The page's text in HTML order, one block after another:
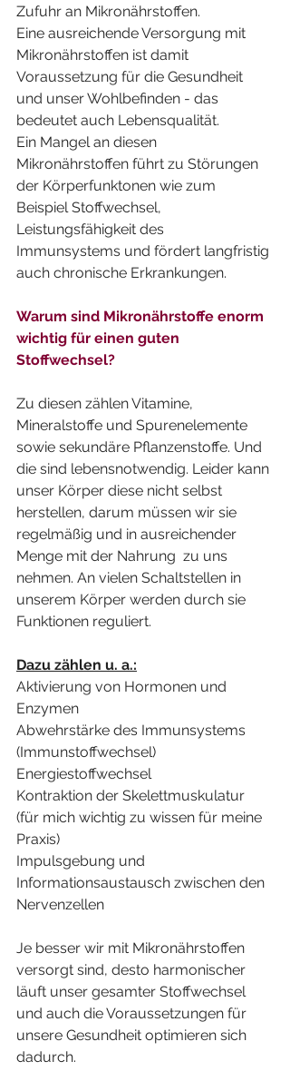
Zufuhr an Mikronährstoffen.
Eine ausreichende Versorgung mit
Mikronährstoffen ist damit
Voraussetzung für die Gesundheit
und unser Wohlbefinden - das
bedeutet auch Lebensqualität.
Ein Mangel an diesen
Mikronährstoffen führt zu Störungen
der Körperfunktonen wie zum
Beispiel Stoffwechsel,
Leistungsfähigkeit des
Immunsystems und fördert langfristig
auch chronische Erkrankungen.
Warum sind Mikronährstoffe enorm
wichtig für einen guten
Stoffwechsel?
Zu diesen zählen Vitamine,
Mineralstoffe und Spurenelemente
sowie sekundäre Pflanzenstoffe. Und
die sind lebensnotwendig. Leider kann
unser Körper diese nicht selbst
herstellen, darum müssen wir sie
regelmäßig und in ausreichender
Menge mit der Nahrung  zu uns
nehmen. An vielen Schaltstellen in
unserem Körper werden durch sie
Funktionen reguliert.
Dazu zählen u. a.:
Aktivierung von Hormonen und
Enzymen
Abwehrstärke des Immunsystems
(Immunstoffwechsel)
Energiestoffwechsel
Kontraktion der Skelettmuskulatur
(für mich wichtig zu wissen für meine
Praxis)
Impulsgebung und
Informationsaustausch zwischen den
Nervenzellen
Je besser wir mit Mikronährstoffen
versorgt sind, desto harmonischer
läuft unser gesamter Stoffwechsel
und auch die Voraussetzungen für
unsere Gesundheit optimieren sich
dadurch.